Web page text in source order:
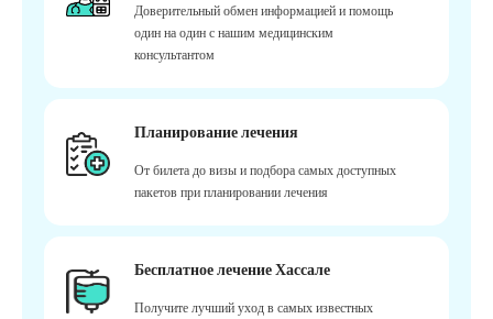
Доверительный обмен информацией и помощь
один на один с нашим медицинским
консультантом
Планирование лечения
От билета до визы и подбора самых доступных
пакетов при планировании лечения
Бесплатное лечение Хассале
Получите лучший уход в самых известных